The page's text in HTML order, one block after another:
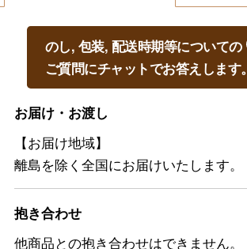
のし, 包装, 配送時期等についての
ご質問にチャットでお答えします。
お届け・お渡し
【お届け地域】
離島を除く全国にお届けいたします。
抱き合わせ
他商品との抱き合わせはできません。